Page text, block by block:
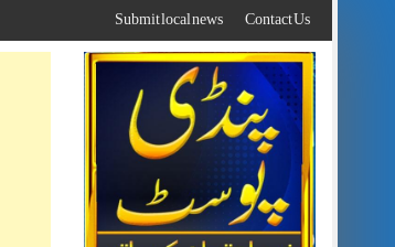
to
content
Contact Us
Submit local news